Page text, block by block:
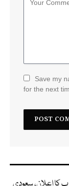
Save my
for the next